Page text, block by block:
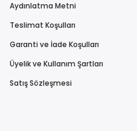
Aydınlatma Metni
Teslimat Koşulları
Garanti ve İade Koşulları
Üyelik ve Kullanım Şartları
Satış Sözleşmesi